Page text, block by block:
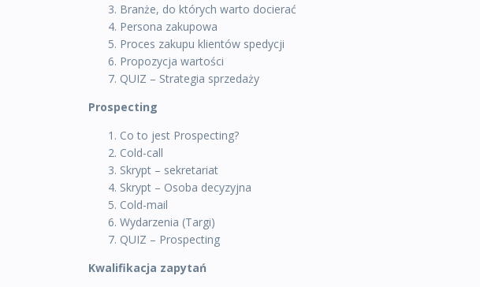
Branże, do których warto docierać
Persona zakupowa
Proces zakupu klientów spedycji
Propozycja wartości
QUIZ – Strategia sprzedaży
Prospecting
Co to jest Prospecting?
Cold-call
Skrypt – sekretariat
Skrypt – Osoba decyzyjna
Cold-mail
Wydarzenia (Targi)
QUIZ – Prospecting
Kwalifikacja zapytań